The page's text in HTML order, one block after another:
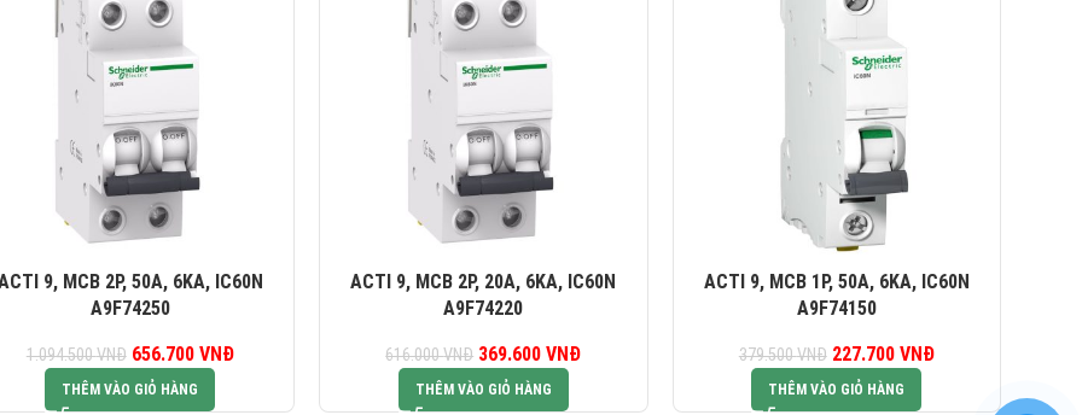
9, MCB 2P, 50A, 6KA, IC60N
A9F74250
1.094.500VNĐ
Giá gốc là:
1.094.500 VNĐ.
656.700 VNĐ
THÊM VÀO GIỎ HÀNG
ACTI 9, MCB 2P, 20A, 6KA, IC60N
A9F74220
616.000VNĐ
Giá gốc là:
616.000 VNĐ.
369.600VNĐ
THÊM VÀO GIỎ HÀNG
ACTI 9, MCB 1P, 50A, 6KA, IC60N
A9F74150
379.500VNĐ
Giá gốc là:
379.500 VNĐ.
227.700 VNĐ
THÊM VÀO GIỎ HÀNG